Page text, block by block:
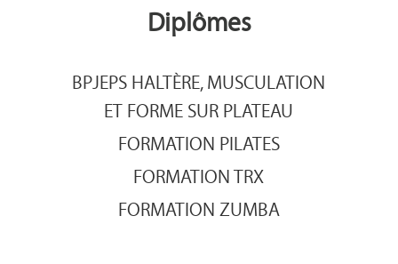
Diplômes
BPJEPS HALTÈRE, MUSCULATION
ET FORME SUR PLATEAU
FORMATION PILATES
FORMATION TRX
FORMATION ZUMBA